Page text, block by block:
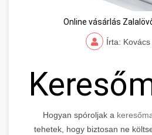
Online vásárlás
Írta:
Hogyan spóroljak a
tehetek, hogy biztosan ne